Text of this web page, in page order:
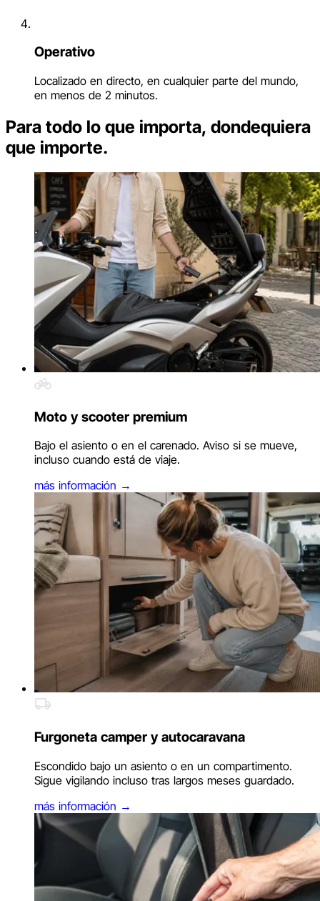
Operativo
Localizado en directo, en cualquier parte del mundo,
en menos de 2 minutos.
Para todo lo que importa, dondequiera
que importe.
Moto y scooter premium
Bajo el asiento o en el carenado. Aviso si se mueve,
incluso cuando está de viaje.
más información →
Furgoneta camper y autocaravana
Escondido bajo un asiento o en un compartimento.
Sigue vigilando incluso tras largos meses guardado.
más información →